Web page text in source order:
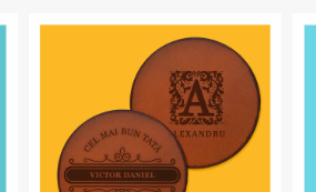
személyiségét, aki viselni fogja.